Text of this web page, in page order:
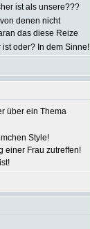
ist als unsere???
denen nicht
das diese Reize
oder? In dem Sinne!
über ein Thema
Style!
einer Frau zutreffen!